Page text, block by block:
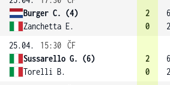
Burger C. (4)
Zanchetta E.
2
0
6
2
25.04.
15:30 ČF
Sussarello G. (6)
Torelli B.
2
0
6
2